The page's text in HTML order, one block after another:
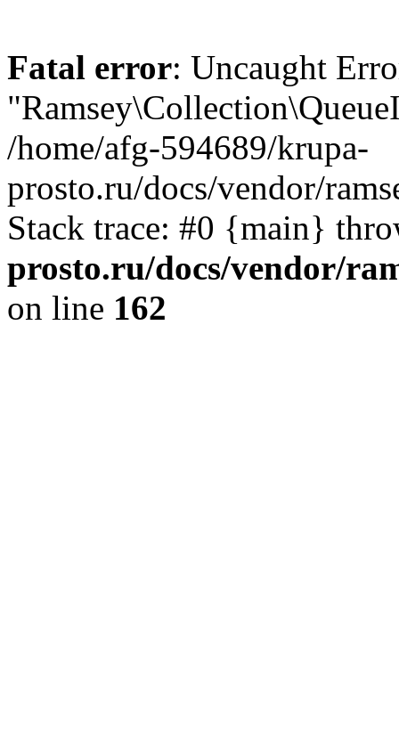
Fatal error: Uncaught
/home/afg-594689/krupa-
prosto.ru/docs/vendor/
Stack trace: #0 {main}
prosto.ru/docs/vendor/
on line 162